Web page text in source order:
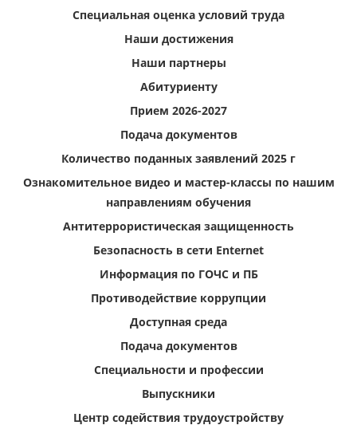
Специальная оценка условий труда
Наши достижения
Наши партнеры
Абитуриенту
Прием 2026-2027
Подача документов
Количество поданных заявлений 2025 г
Ознакомительное видео и мастер-классы по нашим
направлениям обучения
Антитеррористическая защищенность
Безопасность в сети Enternet
Информация по ГОЧС и ПБ
Противодействие коррупции
Доступная среда
Подача документов
Специальности и профессии
Выпускники
Центр содействия трудоустройству